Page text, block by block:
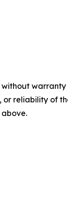
without
or reliability of